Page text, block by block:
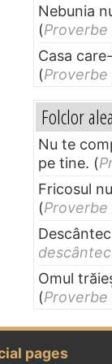
Nebunia
(
Casa
(
Folclor
Nu te
pe tine. (
Fricosul
(
Omul
(
pages